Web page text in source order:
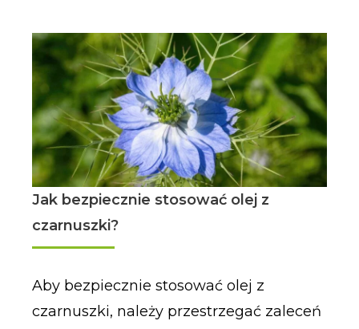
Jak bezpiecznie stosować olej z
czarnuszki?
Aby bezpiecznie stosować olej z
czarnuszki, należy przestrzegać zaleceń